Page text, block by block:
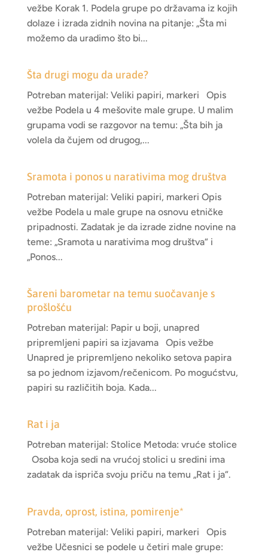
vežbe Korak 1. Podela grupe po državama iz kojih
dolaze i izrada zidnih novina na pitanje: „Šta mi
možemo da uradimo što bi...
Šta drugi mogu da urade?
Potreban materijal: Veliki papiri, markeri Opis
vežbe Podela u 4 mešovite male grupe. U malim
grupama vodi se razgovor na temu: „Šta bih ja
volela da čujem od drugog,...
Sramota i ponos u narativima mog društva
Potreban materijal: Veliki papiri, markeri Opis
vežbe Podela u male grupe na osnovu etničke
pripadnosti. Zadatak je da izrade zidne novine na
teme: „Sramota u narativima mog društva“ i
„Ponos...
Šareni barometar na temu suočavanje s
prošlošću
Potreban materijal: Papir u boji, unapred
pripremljeni papiri sa izjavama Opis vežbe
Unapred je pripremljeno nekoliko setova papira
sa po jednom izjavom/rečenicom. Po mogućstvu,
papiri su različitih boja. Kada...
Rat i ja
Potreban materijal: Stolice Metoda: vruće stolice
Osoba koja sedi na vrućoj stolici u sredini ima
zadatak da ispriča svoju priču na temu „Rat i ja“.
Pravda, oprost, istina, pomirenje*
Potreban materijal: Veliki papiri, markeri Opis
vežbe Učesnici se podele u četiri male grupe: